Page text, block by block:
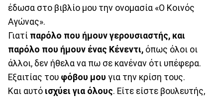
έδωσα στο βιβλίο μου την ονομασία «Ο Κοινός
Αγώνας».
Γιατί παρόλο που ήμουν γερουσιαστής, και
παρόλο που ήμουν ένας Κένεντι, όπως όλοι οι
άλλοι, δεν ήθελα να πω σε κανέναν ότι υπέφερα.
Εξαιτίας του φόβου μου για την κρίση τους.
Και αυτό ισχύει για όλους. Είτε είστε βουλευτής,